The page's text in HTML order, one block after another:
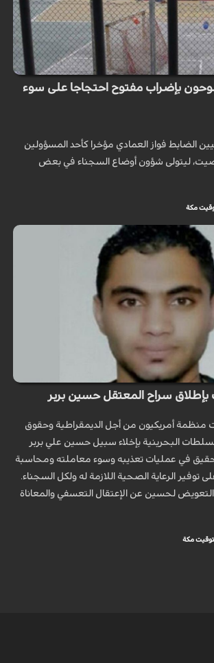
بإضراب مفتوح احتجاجا على سوء
الضابط فواز العمادي مؤخرا كأحد المسؤولين
ليتولى شؤون أوضاع السجناء في بعض
بإطلاق سراح المعتقل حسين بربر
منظمة أمريكيون من أجل الديمقراطية وحقوق
البحرينية بإخلاء سبيل حسين علي بربر
في عمليات تعذيبه وسوء معاملته ومحاسبة
توفير الرعاية الصحية اللازمة له ولكل السجناء.
لحسين عن الإعتقال التعسفي والمعاناة